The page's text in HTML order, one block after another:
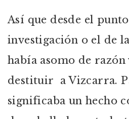
Así que desde el
investigación o el de
había asomo de
destituir a Vizcarra.
significaba un hecho